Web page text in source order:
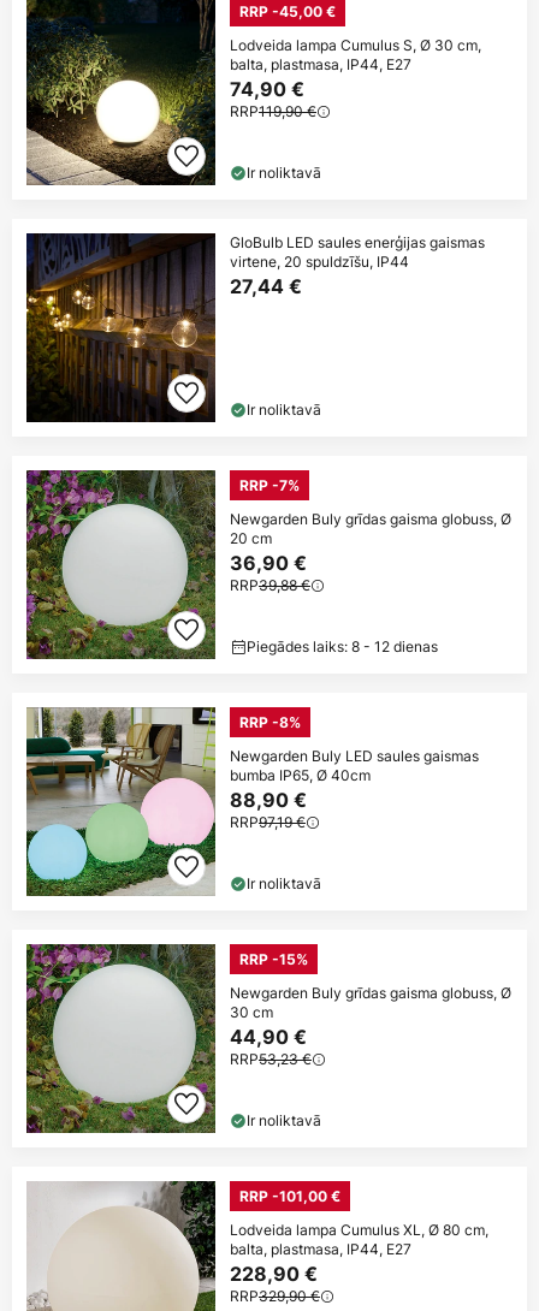
RRP -45,00 €
Lodveida lampa Cumulus S, Ø 30 cm,
balta, plastmasa, IP44, E27
74,90 €
RRP119,90 €
Ir noliktavā
GloBulb LED saules enerģijas gaismas
virtene, 20 spuldzīšu, IP44
27,44 €
Ir noliktavā
RRP -7%
Newgarden Buly grīdas gaisma globuss, Ø
20 cm
36,90 €
RRP39,88 €
Piegādes laiks: 8 - 12 dienas
RRP -8%
Newgarden Buly LED saules gaismas
bumba IP65, Ø 40cm
88,90 €
RRP97,19 €
Ir noliktavā
RRP -15%
Newgarden Buly grīdas gaisma globuss, Ø
30 cm
44,90 €
RRP53,23 €
Ir noliktavā
RRP -101,00 €
Lodveida lampa Cumulus XL, Ø 80 cm,
balta, plastmasa, IP44, E27
228,90 €
RRP329,90 €